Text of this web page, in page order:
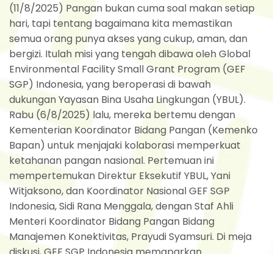
(11/8/2025) Pangan bukan cuma soal makan setiap
hari, tapi tentang bagaimana kita memastikan
semua orang punya akses yang cukup, aman, dan
bergizi. Itulah misi yang tengah dibawa oleh Global
Environmental Facility Small Grant Program (GEF
SGP) Indonesia, yang beroperasi di bawah
dukungan Yayasan Bina Usaha Lingkungan (YBUL).
Rabu (6/8/2025) lalu, mereka bertemu dengan
Kementerian Koordinator Bidang Pangan (Kemenko
Bapan) untuk menjajaki kolaborasi memperkuat
ketahanan pangan nasional. Pertemuan ini
mempertemukan Direktur Eksekutif YBUL, Yani
Witjaksono, dan Koordinator Nasional GEF SGP
Indonesia, Sidi Rana Menggala, dengan Staf Ahli
Menteri Koordinator Bidang Pangan Bidang
Manajemen Konektivitas, Prayudi Syamsuri. Di meja